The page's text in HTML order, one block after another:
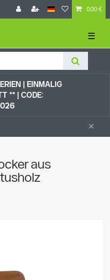
0,00 €
☰
| EI NMALIG
** | CODE:
×
aus